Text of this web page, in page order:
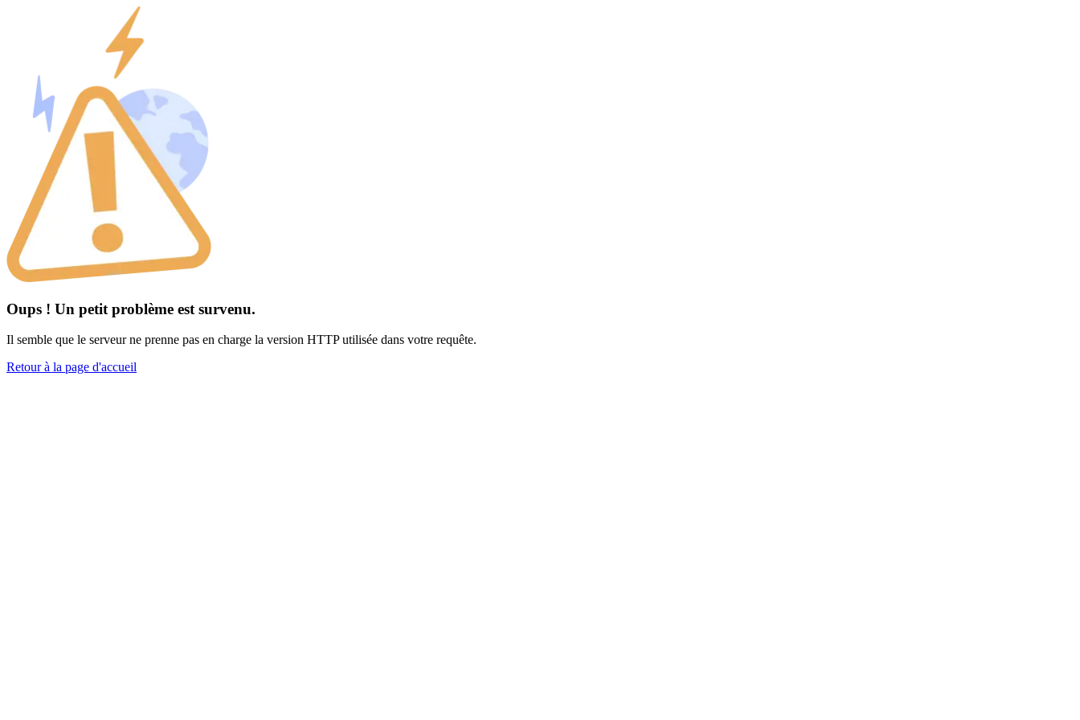
Oups ! Un petit problème est survenu.
Il semble que le serveur ne prenne pas en charge la version HTTP utilisée dans votre requête.
Retour à la page d'accueil